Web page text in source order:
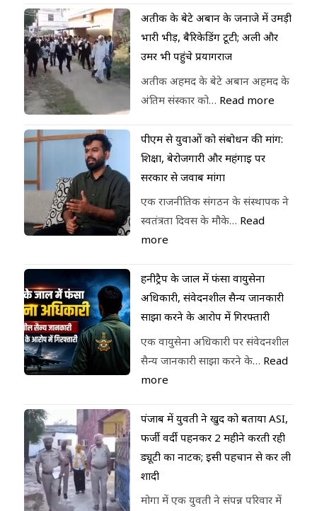
अतीक के बेटे अबान के जनाजे में उमड़ी
भारी भीड़, बैरिकेडिंग टूटी; अली और
उमर भी पहुंचे प्रयागराज
अतीक अहमद के बेटे अबान अहमद के
अंतिम संस्कार को… Read more
पीएम से युवाओं को संबोधन की मांग:
शिक्षा, बेरोजगारी और महंगाई पर
सरकार से जवाब मांगा
एक राजनीतिक संगठन के संस्थापक ने
स्वतंत्रता दिवस के मौके… Read
more
हनीट्रैप के जाल में फंसा वायुसेना
अधिकारी, संवेदनशील सैन्य जानकारी
साझा करने के आरोप में गिरफ्तारी
एक वायुसेना अधिकारी पर संवेदनशील
सैन्य जानकारी साझा करने के… Read
more
पंजाब में युवती ने खुद को बताया ASI,
फर्जी वर्दी पहनकर 2 महीने करती रही
ड्यूटी का नाटक; इसी पहचान से कर ली
शादी
मोगा में एक युवती ने संपन्न परिवार में